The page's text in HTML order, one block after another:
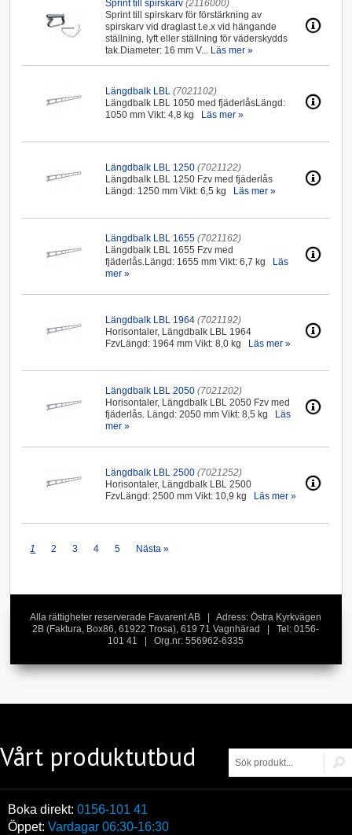
Sprint till spirskarv (2116000)
Sprint till spirskarv för förstärkning av
spirskarv vid draglast t.e.x vid hängande
ställning, lyft eller ställning för väderskydds
tak.Diameter: 16 mm V... Läs mer »
Längdbalk LBL (7021102)
Längdbalk LBL 1050 med fjäderlåsLängd:
1050 mm Vikt: 4,8 kg
Läs mer »
Längdbalk LBL 1250 (7021122)
Längdbalk LBL 1250 Fzv med fjäderlås
Längd: 1250 mm Vikt: 6,5 kg
Läs mer »
Längdbalk LBL 1655 (7021162)
Längdbalk LBL 1655 Fzv med
fjäderlås.Längd: 1655 mm Vikt: 6,7 kg
Läs
mer »
Längdbalk LBL 1964 (7021192)
Horisontaler, Längdbalk LBL 1964
FzvLängd: 1964 mm Vikt: 8,0 kg
Läs mer »
Längdbalk LBL 2050 (7021202)
Horisontaler, Längdbalk LBL 2050 Fzv med
fjäderlås. Längd: 2050 mm Vikt: 8,5 kg
Läs
mer »
Längdbalk LBL 2500 (7021252)
Horisontaler, Längdbalk LBL 2500
FzvLängd: 2500 mm Vikt: 10,9 kg
Läs mer »
1 2 3 4 5 Nästa »
Alla rättigheter reserverade Favarent AB | Adress: Östra Kyrkvägen
2B (Faktura, Box86, 61922 Trosa), 619 71 Vagnhärad | Tel: 0156-
101 41 | Org.nr: 556962-6335
Vårt produktutbud
Boka direkt: 0156-101 41
Öppet: Vardagar 06:30-16:30